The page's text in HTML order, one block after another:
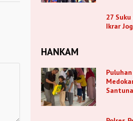
27
Ikrar
HANKAM